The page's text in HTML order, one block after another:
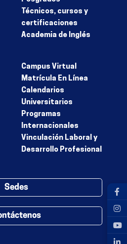
Técnicos, cursos y
certificaciones
Academia de Inglés
Campus Virtual
Matrícula En Línea
Calendarios
Universitarios
Programas
Internacionales
Vinculación Laboral y
Desarrollo Profesional
Sedes